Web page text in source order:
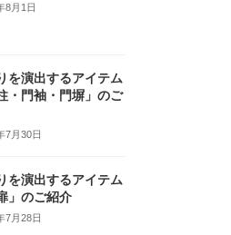
8月1日
を演出するアイテム
・門袖・門塀」のご
7月30日
を演出するアイテム
」のご紹介
7月28日